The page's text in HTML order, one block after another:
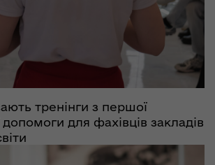
тренінги з першої
допомоги для фахівців закладів